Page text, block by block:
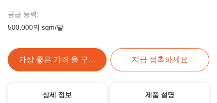
공급 능력:
500,000의 sqm/달
가장 좋은 가격 을 구하라 지금 접촉하세요
상세 정보 제품 설명